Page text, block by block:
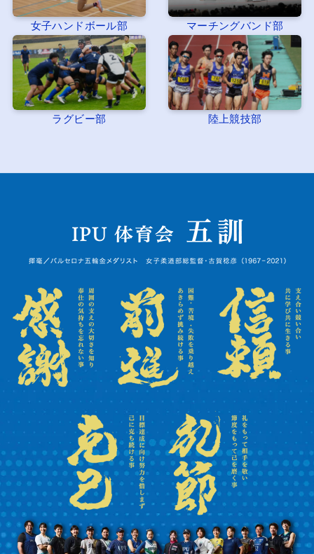
女子ハンドボール部 マーチングバンド部
ラグビー部 陸上競技部